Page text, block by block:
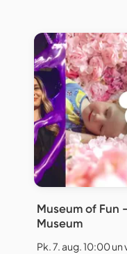
Museum of Fun
Museum
Pk. 7. aug. 10:00 un